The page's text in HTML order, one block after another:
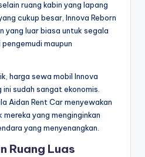
ruang kabin yang lapang
cukup besar, Innova Reborn
yang luar biasa untuk segala
maupun
harga sewa mobil Innova
ini sudah sangat ekonomis.
Aidan Rent Car menyewakan
yang menginginkan
yang menyenangkan.
Ruang Luas